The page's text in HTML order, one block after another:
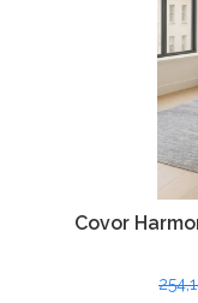
Covor